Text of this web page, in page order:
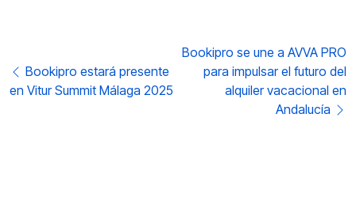
Bookipro estará presente
en Vitur Summit Málaga 2025
Bookipro se une a AVVA PRO
para impulsar el futuro del
alquiler vacacional en
Andalucía